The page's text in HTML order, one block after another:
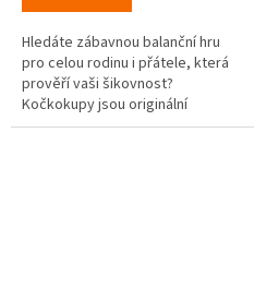
Hledáte zábavnou balanční hru
pro celou rodinu i přátele, která
prověří vaši šikovnost?
Kočkokupy jsou originální
společenská stolní hra z dřeva,